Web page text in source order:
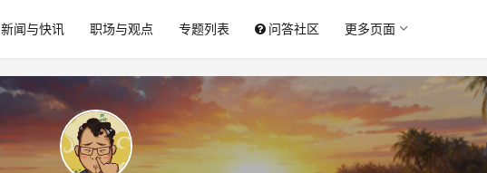
新闻与快讯 职场与观点 专题列表 问答社区 更多页面